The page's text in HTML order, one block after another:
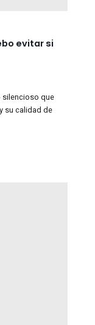
evitar si
silencioso que
su calidad de